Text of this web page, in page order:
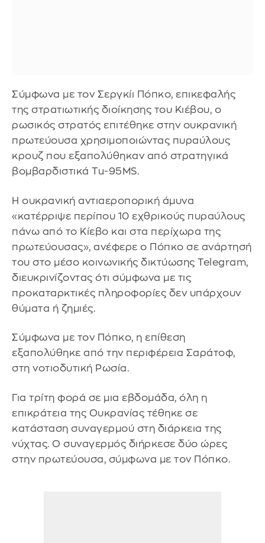
Σύμφωνα με τον Σεργκίι Πόπκο, επικεφαλής
της στρατιωτικής διοίκησης του Κιέβου, ο
ρωσικός στρατός επιτέθηκε στην ουκρανική
πρωτεύουσα χρησιμοποιώντας πυραύλους
κρουζ που εξαπολύθηκαν από στρατηγικά
βομβαρδιστικά Tu-95MS.
Η ουκρανική αντιαεροπορική άμυνα
«κατέρριψε περίπου 10 εχθρικούς πυραύλους
πάνω από το Κίεβο και στα περίχωρα της
πρωτεύουσας», ανέφερε ο Πόπκο σε ανάρτησή
του στο μέσο κοινωνικής δικτύωσης Telegram,
διευκρινίζοντας ότι σύμφωνα με τις
προκαταρκτικές πληροφορίες δεν υπάρχουν
θύματα ή ζημιές.
Σύμφωνα με τον Πόπκο, η επίθεση
εξαπολύθηκε από την περιφέρεια Σαράτοφ,
στη νοτιοδυτική Ρωσία.
Για τρίτη φορά σε μια εβδομάδα, όλη η
επικράτεια της Ουκρανίας τέθηκε σε
κατάσταση συναγερμού στη διάρκεια της
νύχτας. Ο συναγερμός διήρκεσε δύο ώρες
στην πρωτεύουσα, σύμφωνα με τον Πόπκο.